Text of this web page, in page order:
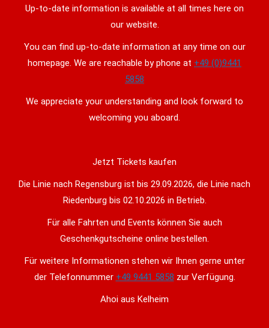
Up-to-date information is available at all times here on
our website.
You can find up-to-date information at any time on our
homepage. We are reachable by phone at +49 (0)9441
5858
We appreciate your understanding and look forward to
welcoming you aboard.
Jetzt Tickets kaufen
Die Linie nach Regensburg ist bis 29.09.2026, die Linie nach
Riedenburg bis 02.10.2026 in Betrieb.
Für alle Fahrten und Events können Sie auch
Geschenkgutscheine online bestellen.
Für weitere Informationen stehen wir Ihnen gerne unter
der Telefonnummer +49 9441 5858 zur Verfügung.
Ahoi aus Kelheim